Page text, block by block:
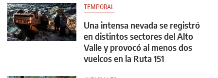
TEMPORAL
Una intensa nevada se registró
en distintos sectores del Alto
Valle y provocó al menos dos
vuelcos en la Ruta 151